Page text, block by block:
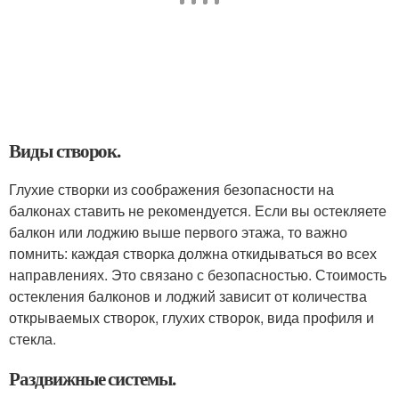
Виды створок.
Глухие створки из соображения безопасности на
балконах ставить не рекомендуется. Если вы остекляете
балкон или лоджию выше первого этажа, то важно
помнить: каждая створка должна откидываться во всех
направлениях. Это связано с безопасностью. Стоимость
остекления балконов и лоджий зависит от количества
открываемых створок, глухих створок, вида профиля и
стекла.
Раздвижные системы.